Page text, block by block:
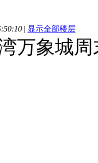
| 显示全部楼层
万象城